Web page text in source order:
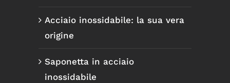
Acciaio inossidabile: la sua vera
origine
Saponetta in acciaio
inossidabile